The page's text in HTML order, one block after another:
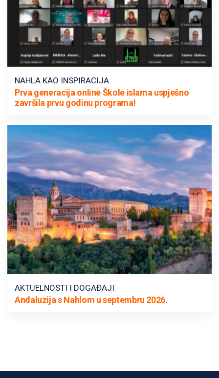
NAHLA KAO INSPIRACIJA
Prva generacija online Škole islama uspješno
završila prvu godinu programa!
AKTUELNOSTI I DOGAĐAJI
Andaluzija s Nahlom u septembru 2026.